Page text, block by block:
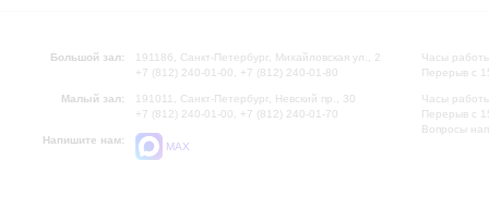
Большой зал:
191186, Санкт-Петербург, Михайловская ул., 2
+7 (812) 240-01-00, +7 (812) 240-01-80
Малый зал:
191011, Санкт-Петербург, Невский пр., 30
+7 (812) 240-01-00, +7 (812) 240-01-70
Напишите нам:
MAX
Часы
Перерыв с
Часы
Перерыв с
Вопросы